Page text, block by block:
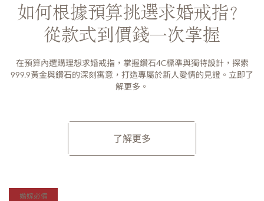
如何根據預算挑選求婚戒指？
從款式到價錢一次掌握
在預算內選購理想求婚戒指，掌握鑽石4C標準與獨特設計，探索
999.9黃金與鑽石的深刻寓意，打造專屬於新人愛情的見證。立即了
解更多。
了解更多
婚嫁必備